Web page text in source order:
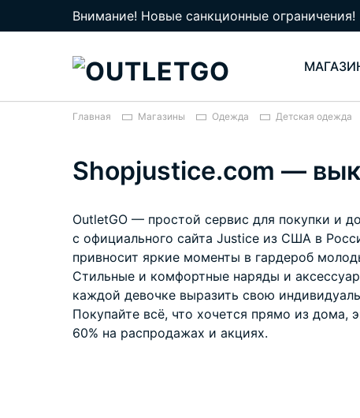
Внимание! Новые санкционные ограничения!
Главная Магазины Одежда Детская одежда
Shopjustice.com —
OutletGO — простой сервис для покупки и
с официального сайта Justice из США в
привносит яркие моменты в гардероб
Стильные и комфортные наряды и
каждой девочке выразить свою
Покупайте всё, что хочется прямо из дома,
60% на распродажах и акциях.